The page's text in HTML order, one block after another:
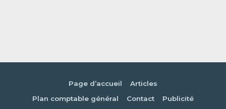
Page d’accueil
Articles
Plan comptable général
Contact
Publicité